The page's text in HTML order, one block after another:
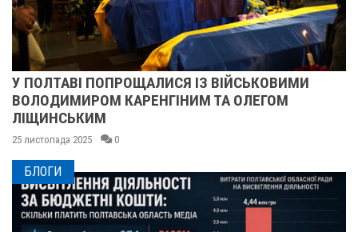
У ПОЛТАВІ ПОПРОЩАЛИСЯ ІЗ ВІЙСЬКОВИМИ
ВОЛОДИМИРОМ КАРЕНГІНИМ ТА ОЛЕГОМ
ЛІЩИНСЬКИМ
25 листопада 2025 0
БЛОГИ